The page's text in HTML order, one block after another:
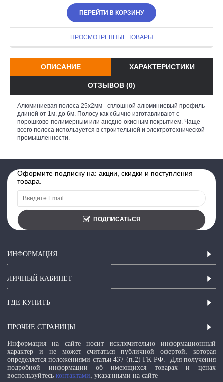
ПЕРЕЙТИ В КОРЗИНУ
ПРОСМОТРЕННЫЕ ТОВАРЫ
ОПИСАНИЕ ХАРАКТЕРИСТИКИ
ОТЗЫВОВ (0)
Алюминиевая полоса 25х2мм - сплошной алюминиевый профиль
длиной от 1м. до 6м. Полосу как обычно изготавливают с
порошково-полимерным или анодно-окисным покрытием. Чаще
всего полоса используется в строительной и электротехнической
промышленности.
Оформите подписку на: акции, скидки и поступления
товара.
ПОДПИСАТЬСЯ
ИНФОРМАЦИЯ
ЛИЧНЫЙ КАБИНЕТ
ГДЕ КУПИТЬ
ПРОЧИЕ СТРАНИЦЫ
Информация на сайте носит исключительно информационный
характер и не может считаться публичной офертой, которая
определяется положениями статьи 437 (п.2) ГК РФ. Для получения
подробной информации об имеющихся товарах и ценах
воспользуйтесь контактами, указанными на сайте